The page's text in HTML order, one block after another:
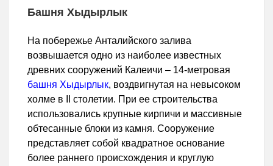
Башня Хыдырлык
На побережье Анталийского залива
возвышается одно из наиболее известных
древних сооружений Калеичи – 14-метровая
башня Хыдырлык, воздвигнутая на невысоком
холме в II столетии. При ее строительства
использовались крупные кирпичи и массивные
обтесанные блоки из камня. Сооружение
представляет собой квадратное основание
более раннего происхождения и круглую